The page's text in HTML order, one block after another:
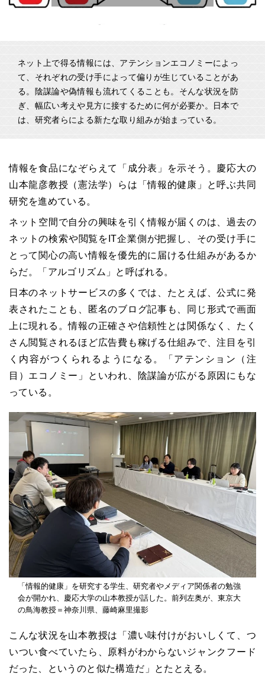
ネット上で得る情報には、アテンションエコノミーによっ
て、それぞれの受け手によって偏りが生じていることがあ
る。陰謀論や偽情報も流れてくることも。そんな状況を防
ぎ、幅広い考えや見方に接するために何が必要か。日本で
は、研究者らによる新たな取り組みが始まっている。
情報を食品になぞらえて「成分表」を示そう。慶応大の
山本龍彦教授（憲法学）らは「情報的健康」と呼ぶ共同
研究を進めている。
ネット空間で自分の興味を引く情報が届くのは、過去の
ネットの検索や閲覧をIT企業側が把握し、その受け手に
とって関心の高い情報を優先的に届ける仕組みがあるか
らだ。「アルゴリズム」と呼ばれる。
日本のネットサービスの多くでは、たとえば、公式に発
表されたことも、匿名のブログ記事も、同じ形式で画面
上に現れる。情報の正確さや信頼性とは関係なく、たく
さん閲覧されるほど広告費も稼げる仕組みで、注目を引
く内容がつくられるようになる。「アテンション（注
目）エコノミー」といわれ、陰謀論が広がる原因にもな
っている。
「情報的健康」を研究する学生、研究者やメディア関係者の勉強
会が開かれ、慶応大学の山本教授が話した。前列左奥が、東京大
の鳥海教授＝神奈川県、藤崎麻里撮影
こんな状況を山本教授は「濃い味付けがおいしくて、つ
いつい食べていたら、原料がわからないジャンクフード
だった、というのと似た構造だ」とたとえる。